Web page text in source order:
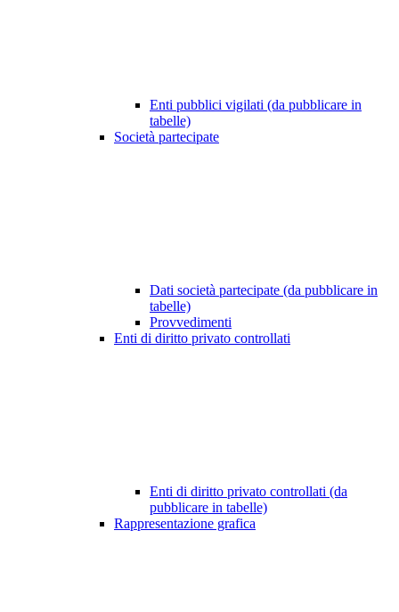
Enti pubblici vigilati (da pubblicare in
tabelle)
Società partecipate
Dati società partecipate (da pubblicare in
tabelle)
Provvedimenti
Enti di diritto privato controllati
Enti di diritto privato controllati (da
pubblicare in tabelle)
Rappresentazione grafica